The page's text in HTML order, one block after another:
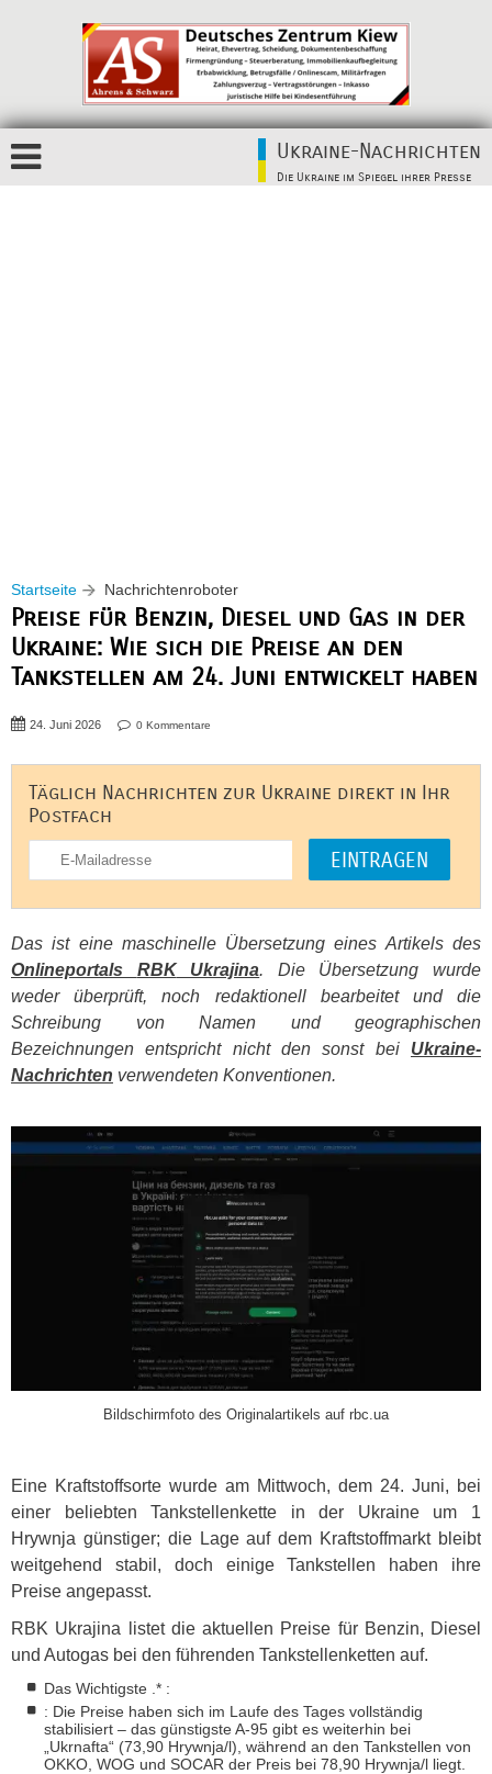
Ukraine-Nachrichten
Die Ukraine im Spiegel ihrer Presse
Startseite Nachrichtenroboter
Preise für Benzin, Diesel und Gas in der
Ukraine: Wie sich die Preise an den
Tankstellen am 24. Juni entwickelt haben
24. Juni 2026 0 Kommentare
Täglich Nachrichten zur Ukraine direkt in Ihr
Postfach
Das ist eine maschinelle Übersetzung eines Artikels des
Onlineportals RBKUkrajina. Die Übersetzung wurde
weder überprüft, noch redaktionell bearbeitet und die
Schreibung von Namen und geographischen
Bezeichnungen entspricht nicht den sonst bei Ukraine-
Nachrichten verwendeten Konventionen.
Bildschirmfoto des Originalartikels auf rbc.ua
Eine Kraftstoffsorte wurde am Mittwoch, dem 24. Juni, bei
einer beliebten Tankstellenkette in der Ukraine um 1
Hrywnja günstiger; die Lage auf dem Kraftstoffmarkt bleibt
weitgehend stabil, doch einige Tankstellen haben ihre
Preise angepasst.
RBK Ukrajina listet die aktuellen Preise für Benzin, Diesel
und Autogas bei den führenden Tankstellenketten auf.
Das Wichtigste .* :
: Die Preise haben sich im Laufe des Tages vollständig
stabilisiert – das günstigste A-95 gibt es weiterhin bei
„Ukrnafta“ (73,90 Hrywnja/l), während an den Tankstellen von
OKKO WOG und SOCAR der Preis bei 78,90 Hrywnja/l liegt.